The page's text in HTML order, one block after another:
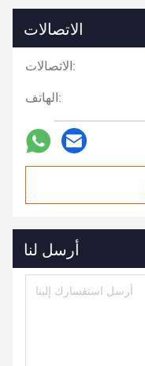
الاتصالات
الاتصالات:
الهاتف:
أرسل لنا